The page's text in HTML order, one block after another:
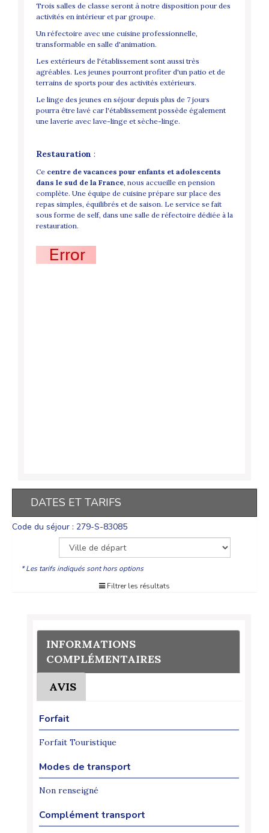
Trois salles de classe seront à notre disposition pour des
activités en intérieur et par groupe.
Un réfectoire avec une cuisine professionnelle,
transformable en salle d'animation.
Les extérieurs de l'établissement sont aussi très
agréables. Les jeunes pourront profiter d'un patio et de
terrains de sports pour des activités extérieurs.
Le linge des jeunes en séjour depuis plus de 7 jours
pourra être lavé car l'établissement possède également
une laverie avec lave-linge et sèche-linge.
Restauration :
Ce centre de vacances pour enfants et adolescents
dans le sud de la France, nous accueille en pension
complète. Une équipe de cuisine prépare sur place des
repas simples, équilibrés et de saison. Le service se fait
sous forme de self, dans une salle de réfectoire dédiée à la
restauration.
DATES ET TARIFS
Code du séjour : 279-S-83085
* Les tarifs indiqués sont hors options
Filtrer les résultats
INFORMATIONS
COMPLÉMENTAIRES
AVIS
Forfait
Forfait Touristique
Modes de transport
Non renseigné
Complément transport